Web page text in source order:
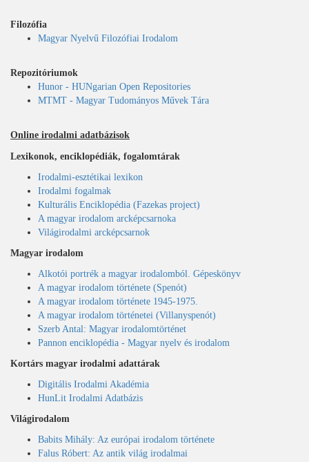
Filozófia
Magyar Nyelvű Filozófiai Irodalom
Repozitóriumok
Hunor - HUNgarian Open Repositories
MTMT - Magyar Tudományos Művek Tára
Online irodalmi adatbázisok
Lexikonok, enciklopédiák, fogalomtárak
Irodalmi-esztétikai lexikon
Irodalmi fogalmak
Kulturális Enciklopédia (Fazekas project)
A magyar irodalom arcképcsarnoka
Világirodalmi arcképcsarnok
Magyar irodalom
Alkotói portrék a magyar irodalomból. Gépeskönyv
A magyar irodalom története (Spenót)
A magyar irodalom története 1945-1975.
A magyar irodalom történetei (Villanyspenót)
Szerb Antal: Magyar irodalomtörténet
Pannon enciklopédia - Magyar nyelv és irodalom
Kortárs magyar irodalmi adattárak
Digitális Irodalmi Akadémia
HunLit Irodalmi Adatbázis
Világirodalom
Babits Mihály: Az európai irodalom története
Falus Róbert: Az antik világ irodalmai